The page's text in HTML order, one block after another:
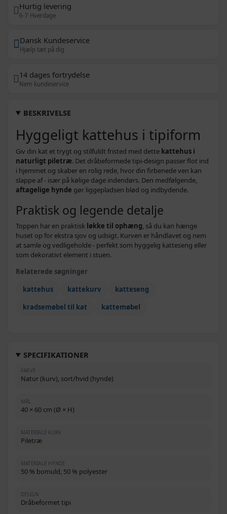
Hurtig levering
6-7 Hverdage
Dansk Kundeservice
Hjælp tæt på dig
14 dages fortrydelse
Nem kundeservice
BESKRIVELSE
Hyggeligt kattehus i tipiform
Giv din kat et trygt og stilfuldt fristed med dette kattehus i
naturligt piletræ. Det dråbeformede tipi-design passer flot ind
i hjemmet og skaber en rolig rede, hvor din firbenede ven kan
slappe af - især på kølige dage indendørs. Den medfølgende,
aftagelige hynde gør liggepladsen blød og indbydende.
Praktisk og legende detalje
Toppen har en praktisk løkke til ophæng, så du kan hænge
huset op for ekstra sjov og udsigt. Kurven er håndlavet og nem
at samle og vedligeholde - perfekt som hyggelig katteseng eller
som dekorativt element i stuen.
Relaterede søgninger
kattehus
kattekurv
katteseng
kradsemøbel til kat
kattemøbel
SPECIFIKATIONER
FARVE
Natur (kurv), sort/hvid (hynde)
MÅL
40 × 60 cm (Ø × H)
MATERIALE KURV
Piletræ
MATERIALE HYNDE
50 % bomuld, 50 % polyester
DESIGN
Dråbeformet tipi